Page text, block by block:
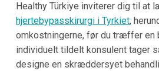
Healthy Türkiye inviterer dig til at
hjertebypasskirurgi i Tyrkiet,
omkostningerne, før du træffer en
individuelt tildelt konsulent tager
designe en skræddersyet